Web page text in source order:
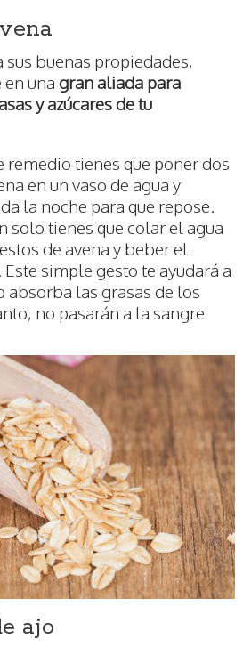
sus buenas propiedades,
una gran aliada para
y azúcares de tu
remedio tienes que poner dos
en un vaso de agua y
la noche para que repose.
solo tienes que colar el agua
de avena y beber el
simple gesto te ayudará a
absorba las grasas de los
no pasarán a la sangre
ajo